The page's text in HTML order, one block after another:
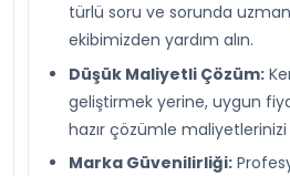
türlü soru ve sorunda
ekibimizden yardım alın.
Düşük Maliyetli Çözüm:
geliştirmek yerine, uygun
hazır çözümle
Marka Güvenilirliği: